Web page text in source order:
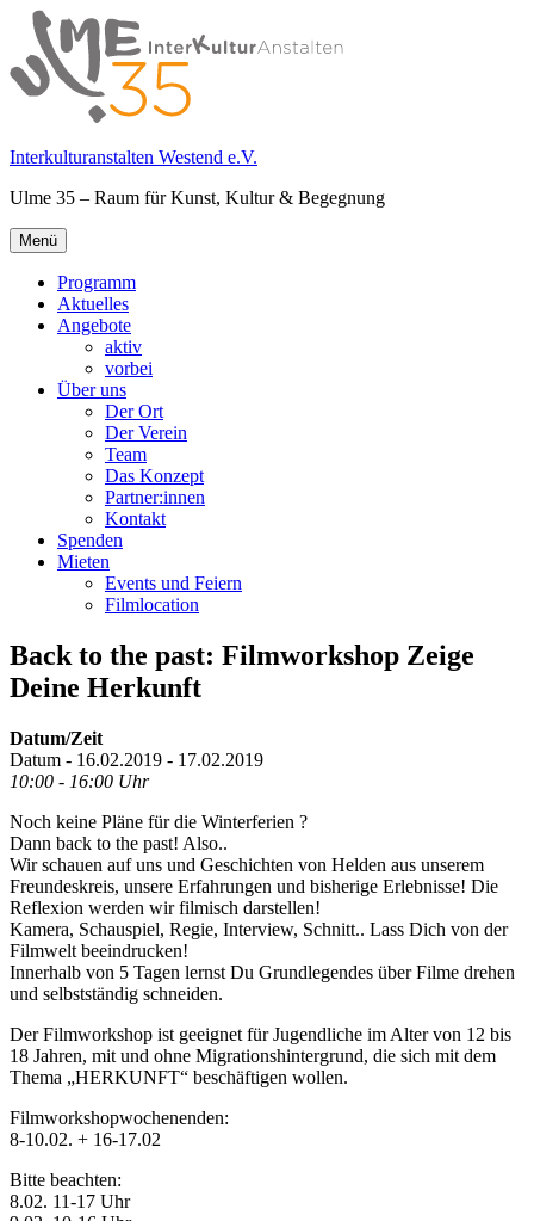
Springe
zum
Inhalt
Interkulturanstalten Westend e.V.
Ulme 35 – Raum für Kunst, Kultur & Begegnung
Primäres
Menü
Menü
Programm
Aktuelles
Angebote
aktiv
vorbei
Über uns
Der Ort
Der Verein
Team
Das Konzept
Partner:innen
Kontakt
Spenden
Mieten
Events und Feiern
Filmlocation
Back to the past: Filmworkshop Zeige
Deine Herkunft
Datum/Zeit
Datum - 16.02.2019 - 17.02.2019
10:00 - 16:00 Uhr
Noch keine Pläne für die Winterferien ?
Dann back to the past! Also..
Wir schauen auf uns und Geschichten von Helden aus unserem
Freundeskreis, unsere Erfahrungen und bisherige Erlebnisse! Die
Reflexion werden wir filmisch darstellen!
Kamera, Schauspiel, Regie, Interview, Schnitt.. Lass Dich von der
Filmwelt beeindrucken!
Innerhalb von 5 Tagen lernst Du Grundlegendes über Filme drehen
und selbstständig schneiden.
Der Filmworkshop ist geeignet für Jugendliche im Alter von 12 bis
18 Jahren, mit und ohne Migrationshintergrund, die sich mit dem
Thema „HERKUNFT“ beschäftigen wollen.
Filmworkshopwochenenden:
8-10.02. + 16-17.02
Bitte beachten:
8.02. 11-17 Uhr